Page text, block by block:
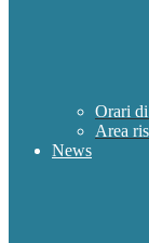
Orari
Area
News